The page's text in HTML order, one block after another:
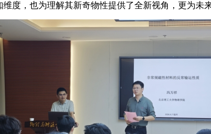
度，也为理解其新奇物性提供了全新视角，更为未